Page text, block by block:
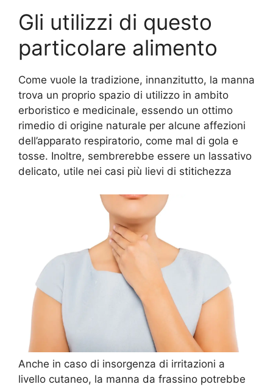
Gli utilizzi di questo
particolare alimento
Come vuole la tradizione, innanzitutto, la manna
trova un proprio spazio di utilizzo in ambito
erboristico e medicinale, essendo un ottimo
rimedio di origine naturale per alcune affezioni
dell’apparato respiratorio, come mal di gola e
tosse. Inoltre, sembrerebbe essere un lassativo
delicato, utile nei casi più lievi di stitichezza
Anche in caso di insorgenza di irritazioni a
livello cutaneo, la manna da frassino potrebbe